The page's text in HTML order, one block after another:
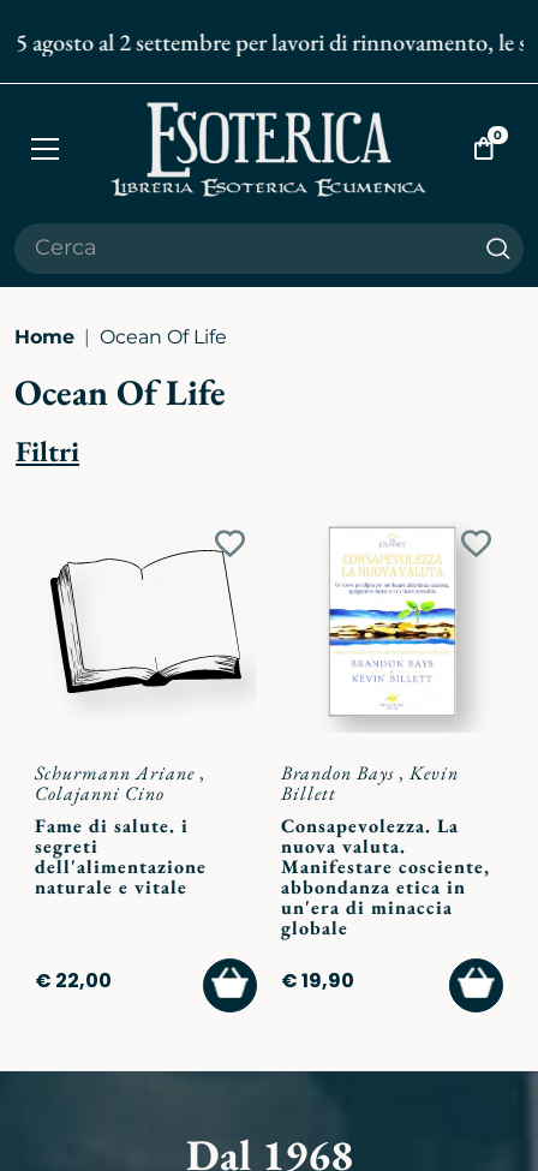
agosto al 2 settembre per lavori di rinnovamento,
Apri
Vai
0
Home Ocean Of Life
Ocean Of Life
Filtri
Aggiungi
ai
preferiti
Schurmann Ariane,
Colajanni Cino
Fame di salute. i
segreti
dell'alimentazione
naturale e vitale
€ 22,00
AGGIUNGI
AL
CARRELLO
Brandon Bays, Kevin
Billett
Consapevolezza. La
nuova valuta.
Manifestare cosciente,
abbondanza etica in
un'era di minaccia
globale
€ 19,90
AL
Dal 1968